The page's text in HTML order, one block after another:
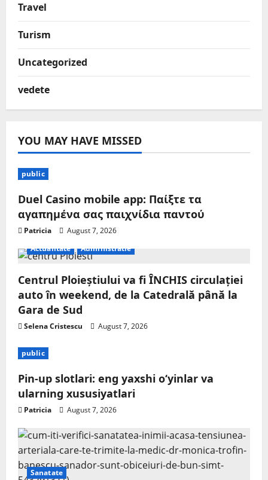
Travel
Turism
Uncategorized
vedete
YOU MAY HAVE MISSED
public
Duel Casino mobile app: Παίξτε τα
αγαπημένα σας παιχνίδια παντού
Patricia
August 7, 2026
Actualitate
Administratie
Centrul Ploieștiului va fi ÎNCHIS circulației
auto în weekend, de la Catedrală până la
Gara de Sud
Selena Cristescu August 7, 2026
public
Pin-up slotlari: eng yaxshi o‘yinlar va
ularning xususiyatlari
Patricia August 7, 2026
Sanatate